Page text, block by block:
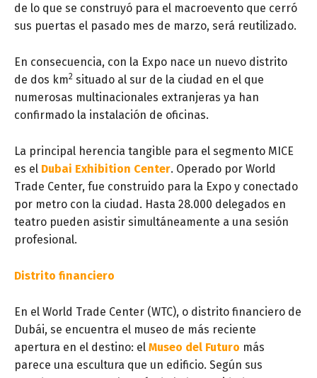
de lo que se construyó para el macroevento que cerró
sus puertas el pasado mes de marzo, será reutilizado.
En consecuencia, con la Expo nace un nuevo distrito
de dos km2 situado al sur de la ciudad en el que
numerosas multinacionales extranjeras ya han
confirmado la instalación de oficinas.
La principal herencia tangible para el segmento MICE
es el Dubai Exhibition Center. Operado por World
Trade Center, fue construido para la Expo y conectado
por metro con la ciudad. Hasta 28.000 delegados en
teatro pueden asistir simultáneamente a una sesión
profesional.
Distrito financiero
En el World Trade Center (WTC), o distrito financiero de
Dubái, se encuentra el museo de más reciente
apertura en el destino: el Museo del Futuro más
parece una escultura que un edificio. Según sus